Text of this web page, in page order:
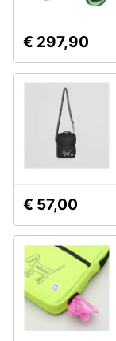
€ 297,90
€ 57,00